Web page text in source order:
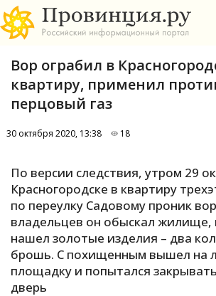
А
Б
В
Вор ограбил в
квартиру, применил
перцовый газ
30 октября 2020, 13:38 18
По версии следствия, утром 29
Красногородске в квартиру
по переулку Садовому проник
владельцев он обыскал жилище,
нашел золотые изделия – два
брошь. С похищенным вышел на
площадку и попытался
дверь